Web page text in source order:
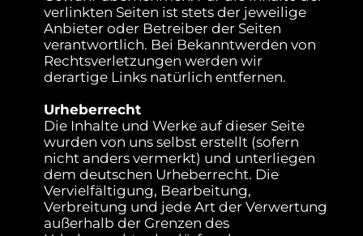
verlinkten Seiten ist stets der jeweilige
Anbieter oder Betreiber der Seiten
verantwortlich. Bei Bekanntwerden von
Rechtsverletzungen werden wir
derartige Links natürlich entfernen.
Urheberrecht
Die Inhalte und Werke auf dieser Seite
wurden von uns selbst erstellt (sofern
nicht anders vermerkt) und unterliegen
dem deutschen Urheberrecht. Die
Vervielfältigung, Bearbeitung,
Verbreitung und jede Art der Verwertung
außerhalb der Grenzen des